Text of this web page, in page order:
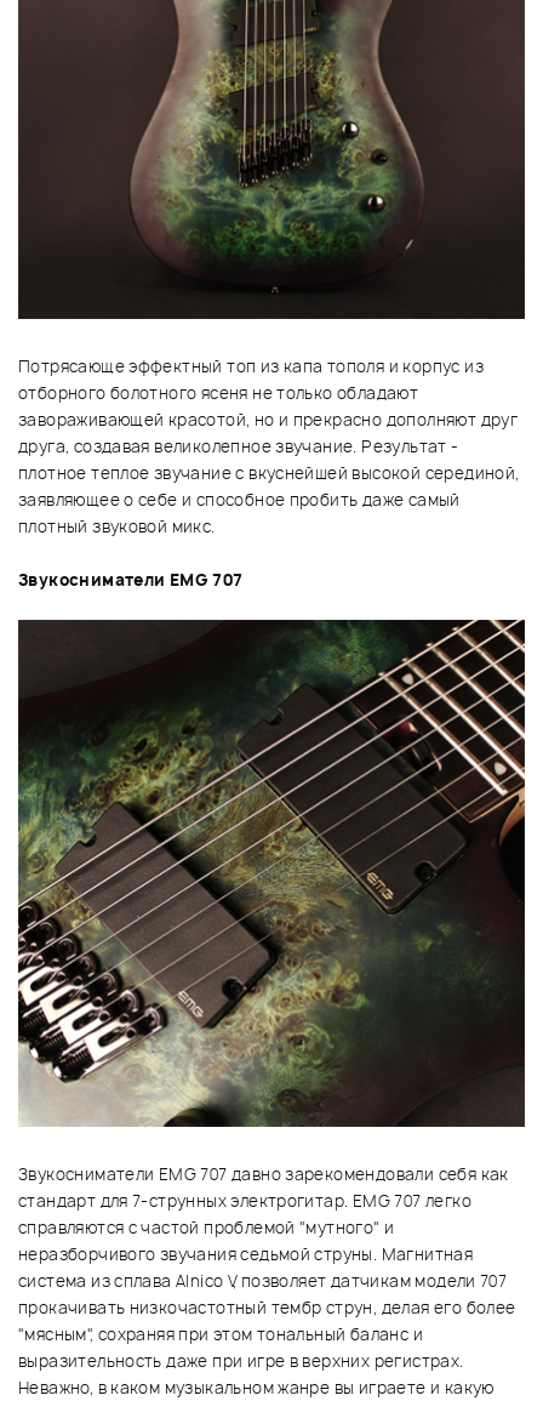
Потрясающе эффектный топ из капа тополя и корпус из
отборного болотного ясеня не только обладают
завораживающей красотой, но и прекрасно дополняют друг
друга, создавая великолепное звучание. Результат -
плотное теплое звучание с вкуснейшей высокой серединой,
заявляющее о себе и способное пробить даже самый
плотный звуковой микс.
Звукосниматели EMG 707
Звукосниматели EMG 707 давно зарекомендовали себя как
стандарт для 7-струнных электрогитар. EMG 707 легко
справляются с частой проблемой "мутного" и
неразборчивого звучания седьмой струны. Магнитная
система из сплава Alnico V, позволяет датчикам модели 707
прокачивать низкочастотный тембр струн, делая его более
"мясным", сохраняя при этом тональный баланс и
выразительность даже при игре в верхних регистрах.
Неважно, в каком музыкальном жанре вы играете и какую